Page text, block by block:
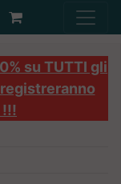
su TUTTI gli